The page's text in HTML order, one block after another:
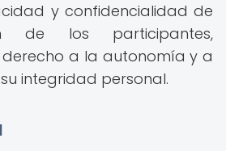
y confidencialidad de
de los participantes,
a la autonomía y a
integridad personal.